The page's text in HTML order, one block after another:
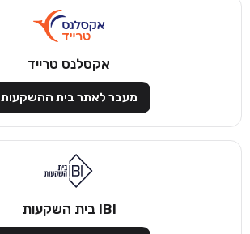
אקסלנס טרייד
מעבר לאתר בית ההשקעות
IBI בית השקעות